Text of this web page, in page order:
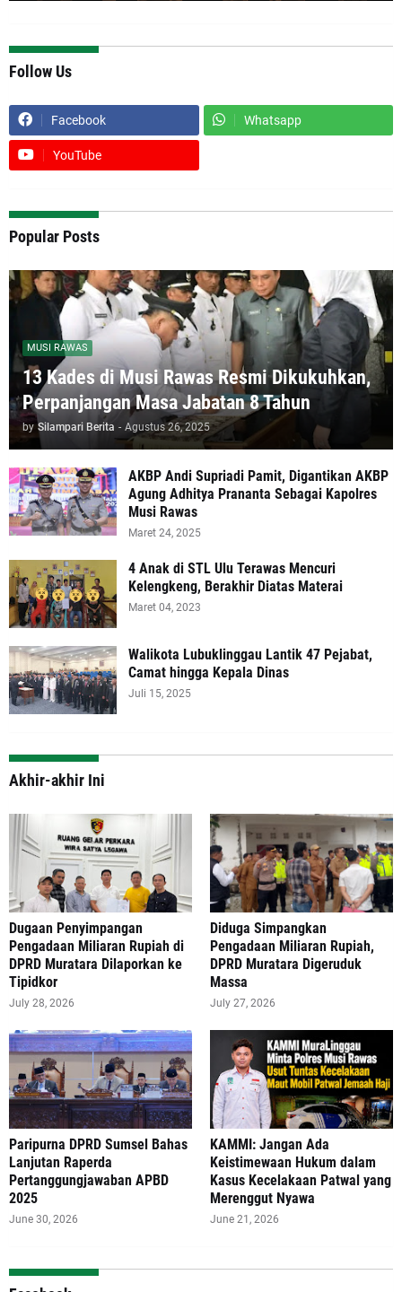
Follow Us
Facebook Whatsapp
YouTube
Popular Posts
MUSI RAWAS
13 Kades di Musi Rawas Resmi Dikukuhkan,
Perpanjangan Masa Jabatan 8 Tahun
by Silampari Berita - Agustus 26, 2025
AKBP Andi Supriadi Pamit, Digantikan AKBP
Agung Adhitya Prananta Sebagai Kapolres
Musi Rawas
Maret 24, 2025
4 Anak di STL Ulu Terawas Mencuri
Kelengkeng, Berakhir Diatas Materai
Maret 04, 2023
Walikota Lubuklinggau Lantik 47 Pejabat,
Camat hingga Kepala Dinas
Juli 15, 2025
Akhir-akhir Ini
‎Dugaan Penyimpangan
Pengadaan Miliaran Rupiah di
DPRD Muratara Dilaporkan ke
Tipidkor
July 28, 2026
Diduga Simpangkan
Pengadaan Miliaran Rupiah,
DPRD Muratara Digeruduk
Massa
July 27, 2026
Paripurna DPRD Sumsel Bahas
Lanjutan Raperda
Pertanggungjawaban APBD
2025
June 30, 2026
‎KAMMI: Jangan Ada
Keistimewaan Hukum dalam
Kasus Kecelakaan Patwal yang
Merenggut Nyawa
June 21, 2026